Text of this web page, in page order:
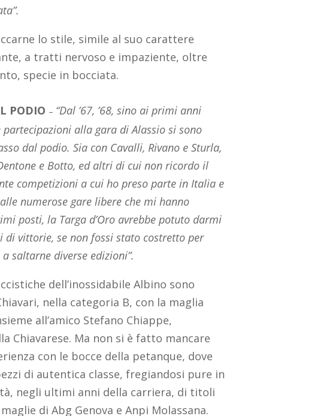
lo stile, simile al suo carattere
a tratti nervoso e impaziente, oltre
specie in bocciata.
PODIO – “Dal ’67, ’68, sino ai primi anni
partecipazioni alla gara di Alassio si sono
dal podio. Sia con Cavalli, Rivano e Sturla,
e Botto, ed altri di cui non ricordo il
competizioni a cui ho preso parte in Italia e
numerose gare libere che mi hanno
posti, la Targa d’Oro avrebbe potuto darmi
vittorie, se non fossi stato costretto per
saltarne diverse edizioni”.
dell’inossidabile Albino sono
nella categoria B, con la maglia
all’amico Stefano Chiappe,
Chiavarese. Ma non si è fatto mancare
con le bocce della petanque, dove
di autentica classe, fregiandosi pure in
negli ultimi anni della carriera, di titoli
di Abg Genova e Anpi Molassana.